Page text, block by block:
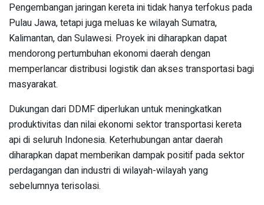
Pengembangan jaringan kereta ini tidak hanya terfokus pada
Pulau Jawa, tetapi juga meluas ke wilayah Sumatra,
Kalimantan, dan Sulawesi. Proyek ini diharapkan dapat
mendorong pertumbuhan ekonomi daerah dengan
memperlancar distribusi logistik dan akses transportasi bagi
masyarakat.
Dukungan dari DDMF diperlukan untuk meningkatkan
produktivitas dan nilai ekonomi sektor transportasi kereta
api di seluruh Indonesia. Keterhubungan antar daerah
diharapkan dapat memberikan dampak positif pada sektor
perdagangan dan industri di wilayah-wilayah yang
sebelumnya terisolasi.